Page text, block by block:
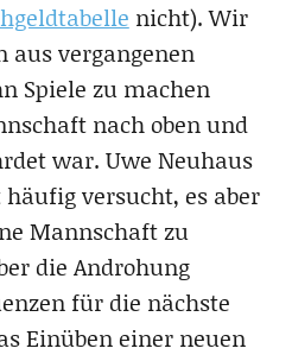
nicht). Wir
aus vergangenen
Spiele zu machen
nach oben und
war. Uwe Neuhaus
versucht, es aber
Mannschaft zu
die Androhung
für die nächste
Einüben einer neuen